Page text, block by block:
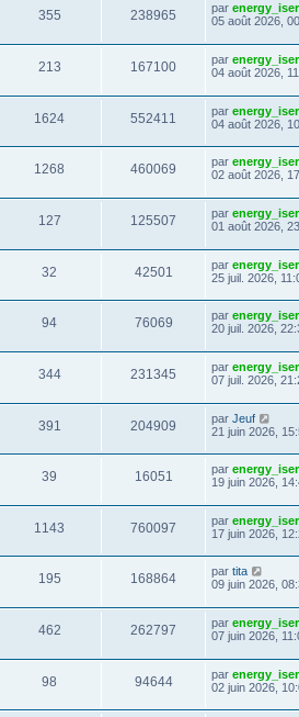
355 238965 par
05 août 2026,
213 167100 par
04 août 2026,
1624 552411 par
04 août 2026,
1268 460069 par
02 août 2026,
127 125507 par
01 août 2026,
32 42501 par
25 juil. 2026,
94 76069 par
20 juil. 2026,
344 231345 par
07 juil. 2026,
391 204909 par Jeuf
21 juin 2026,
39 16051 par
19 juin 2026,
1143 760097 par
17 juin 2026,
195 168864 par tita
09 juin 2026,
462 262797 par
07 juin 2026,
98 94644 par
02 juin 2026,